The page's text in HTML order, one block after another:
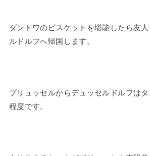
ダンドワのビスケットを堪能したら友
ルドルフへ帰国します。
ブリュッセルからデュッセルドルフは
程度です。